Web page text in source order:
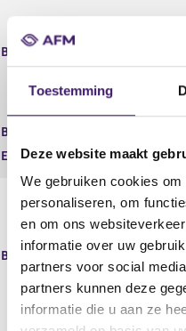
Toestemming
Deze website maakt
We gebruiken cookies
personaliseren, om
en om ons
informatie over uw
partners voor social
partners kunnen deze
informatie die u aan ze
Beperking
Begindatum
Einddatum
Beperking